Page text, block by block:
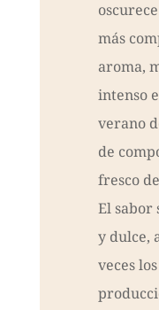
más
aroma,
intenso
verano
de
fresco
El sabor
y dulce,
veces